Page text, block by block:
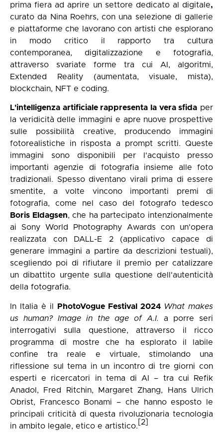
prima fiera ad aprire un settore dedicato al digitale,
curato da Nina Roehrs, con una selezione di gallerie
e piattaforme che lavorano con artisti che esplorano
in modo critico il rapporto tra cultura
contemporanea, digitalizzazione e fotografia,
attraverso svariate forme tra cui AI, algoritmi,
Extended Reality (aumentata, visuale, mista),
blockchain, NFT e coding.
L'intelligenza artificiale rappresenta la vera sfida per
la veridicità delle immagini e apre nuove prospettive
sulle possibilità creative, producendo immagini
fotorealistiche in risposta a prompt scritti. Queste
immagini sono disponibili per l'acquisto presso
importanti agenzie di fotografia insieme alle foto
tradizionali. Spesso diventano virali prima di essere
smentite, a volte vincono importanti premi di
fotografia, come nel caso del fotografo tedesco
Boris Eldagsen, che ha partecipato intenzionalmente
ai Sony World Photography Awards con un'opera
realizzata con DALL-E 2 (applicativo capace di
generare immagini a partire da descrizioni testuali),
scegliendo poi di rifiutare il premio per catalizzare
un dibattito urgente sulla questione dell'autenticità
della fotografia.
In Italia è il PhotoVogue Festival 2024 What makes
us human? Image in the age of A.I.
a porre seri
interrogativi sulla questione, attraverso il ricco
programma di mostre che ha esplorato il labile
confine tra reale e virtuale, stimolando una
riflessione sul tema in un incontro di tre giorni con
esperti e ricercatori in tema di AI – tra cui Refik
Anadol, Fred Ritchin, Margaret Zhang, Hans Ulrich
Obrist, Francesco Bonami – che hanno esposto le
principali criticità di questa rivoluzionaria tecnologia
in ambito legale, etico e artistico.[2]